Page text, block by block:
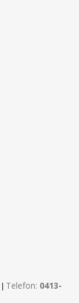
| Telefon: 0413-